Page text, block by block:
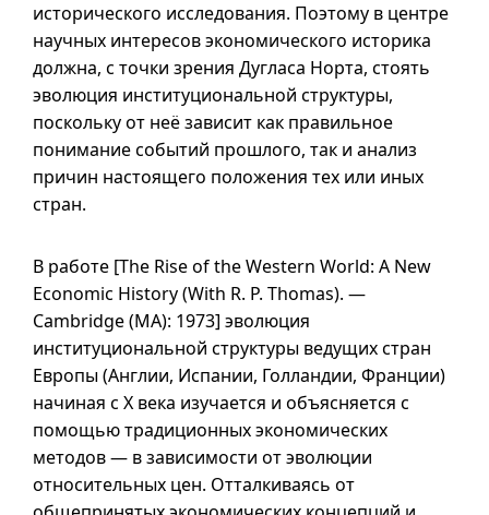
исторического исследования. Поэтому в центре
научных интересов экономического историка
должна, с точки зрения Дугласа Норта, стоять
эволюция институциональной структуры,
поскольку от неё зависит как правильное
понимание событий прошлого, так и анализ
причин настоящего положения тех или иных
стран.
В работе [The Rise of the Western World: A New
Economic History (With R. P. Thomas). —
Cambridge (MA): 1973] эволюция
институциональной структуры ведущих стран
Европы (Англии, Испании, Голландии, Франции)
начиная с X века изучается и объясняется с
помощью традиционных экономических
методов — в зависимости от эволюции
относительных цен. Отталкиваясь от